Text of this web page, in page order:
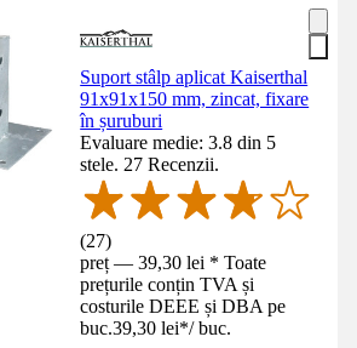
Suport stâlp aplicat Kaiserthal
91x91x150 mm, zincat, fixare
în șuruburi
Evaluare medie: 3.8 din 5
stele. 27 Recenzii.
(27)
preț — 39,30 lei * Toate
prețurile conțin TVA și
costurile DEEE și DBA pe
buc.39,30 lei*/ buc.